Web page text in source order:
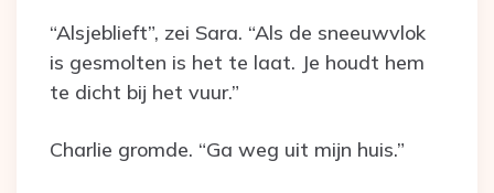
“Alsjeblieft”, zei Sara. “Als de sneeuwvlok
is gesmolten is het te laat. Je houdt hem
te dicht bij het vuur.”
Charlie gromde. “Ga weg uit mijn huis.”